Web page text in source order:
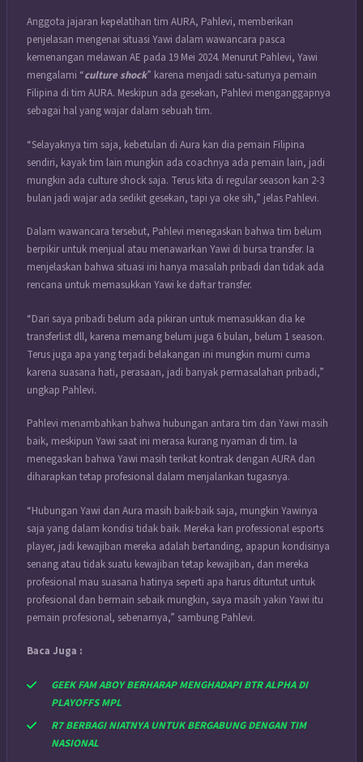
Anggota jajaran kepelatihan tim AURA, Pahlevi, memberikan
penjelasan mengenai situasi Yawi dalam wawancara pasca
kemenangan melawan AE pada 19 Mei 2024. Menurut Pahlevi, Yawi
mengalami “culture shock” karena menjadi satu-satunya pemain
Filipina di tim AURA. Meskipun ada gesekan, Pahlevi menganggapnya
sebagai hal yang wajar dalam sebuah tim.
“Selayaknya tim saja, kebetulan di Aura kan dia pemain Filipina
sendiri, kayak tim lain mungkin ada coachnya ada pemain lain, jadi
mungkin ada culture shock saja. Terus kita di regular season kan 2-3
bulan jadi wajar ada sedikit gesekan, tapi ya oke sih,” jelas Pahlevi.
Dalam wawancara tersebut, Pahlevi menegaskan bahwa tim belum
berpikir untuk menjual atau menawarkan Yawi di bursa transfer. Ia
menjelaskan bahwa situasi ini hanya masalah pribadi dan tidak ada
rencana untuk memasukkan Yawi ke daftar transfer.
“Dari saya pribadi belum ada pikiran untuk memasukkan dia ke
transferlist dll, karena memang belum juga 6 bulan, belum 1 season.
Terus juga apa yang terjadi belakangan ini mungkin murni cuma
karena suasana hati, perasaan, jadi banyak permasalahan pribadi,”
ungkap Pahlevi.
Pahlevi menambahkan bahwa hubungan antara tim dan Yawi masih
baik, meskipun Yawi saat ini merasa kurang nyaman di tim. Ia
menegaskan bahwa Yawi masih terikat kontrak dengan AURA dan
diharapkan tetap profesional dalam menjalankan tugasnya.
“Hubungan Yawi dan Aura masih baik-baik saja, mungkin Yawinya
saja yang dalam kondisi tidak baik. Mereka kan professional esports
player, jadi kewajiban mereka adalah bertanding, apapun kondisinya
senang atau tidak suatu kewajiban tetap kewajiban, dan mereka
profesional mau suasana hatinya seperti apa harus dituntut untuk
profesional dan bermain sebaik mungkin, saya masih yakin Yawi itu
pemain profesional, sebenarnya,” sambung Pahlevi.
Baca Juga :
GEEK FAM ABOY BERHARAP MENGHADAPI BTR ALPHA DI
PLAYOFFS MPL
R7 BERBAGI NIATNYA UNTUK BERGABUNG DENGAN TIM
NASIONAL